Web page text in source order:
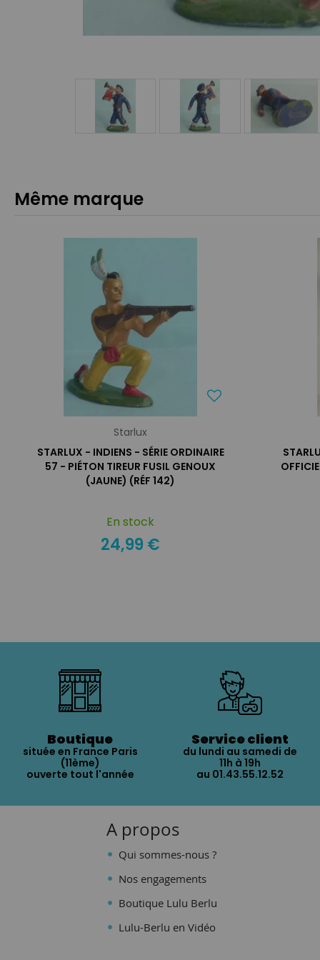
Même marque
Starlux
STARLUX - INDIENS - SÉRIE ORDINAIRE
57 - PIÉTON TIREUR FUSIL GENOUX
(JAUNE) (RÉF 142)
En stock
24,99 €
Boutique
située en France Paris
(11ème)
ouverte tout l'année
Service client
du lundi au samedi de
11h à 19h
au 01.43.55.12.52
A propos
Qui sommes-nous ?
Nos engagements
Boutique Lulu Berlu
Lulu-Berlu en Vidéo